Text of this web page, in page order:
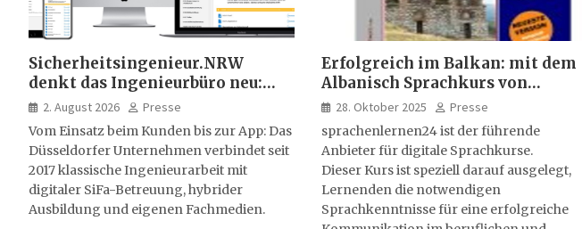
Sicherheitsingenieur.NRW
denkt das Ingenieurbüro neu:
HSE-Beratung wird digital,
hybrid und multimedial
2. August 2026
Presse
Vom Einsatz beim Kunden bis zur App: Das
Düsseldorfer Unternehmen verbindet seit
2017 klassische Ingenieurarbeit mit
digitaler SiFa-Betreuung, hybrider
Ausbildung und eigenen Fachmedien.
Erfolgreich im Balkan: mit dem
Albanisch Sprachkurs von
sprachenlernen24
28. Oktober 2025
Presse
sprachenlernen24 ist der führende
Anbieter für digitale Sprachkurse.
Dieser Kurs ist speziell darauf ausgelegt,
Lernenden die notwendigen
Sprachkenntnisse für eine erfolgreiche